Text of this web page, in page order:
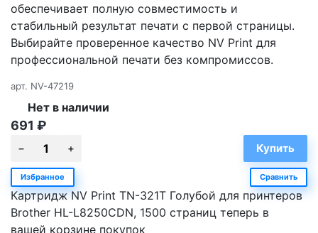
обеспечивает полную совместимость и
стабильный результат печати с первой страницы.
Выбирайте проверенное качество NV Print для
профессиональной печати без компромиссов.
арт. NV-47219
Нет в наличии
691 ₽
Избранное Сравнить
Картридж NV Print TN-321T Голубой для принтеров
Brother HL-L8250CDN, 1500 страниц теперь в
вашей корзине покупок